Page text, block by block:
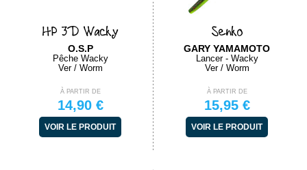
HP 3D Wacky
O.S.P
Pêche Wacky
Ver / Worm
À PARTIR DE
14,90 €
VOIR LE PRODUIT
Senko
GARY YAMAMOTO
Lancer - Wacky
Ver / Worm
À PARTIR DE
15,95 €
VOIR LE PRODUIT